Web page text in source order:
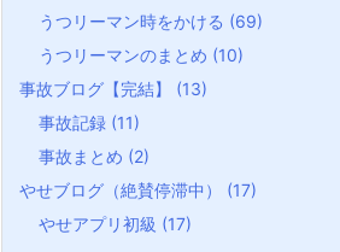
うつリーマン時をかける (69)
うつリーマンのまとめ (10)
事故ブログ【完結】 (13)
事故記録 (11)
事故まとめ (2)
やせブログ（絶賛停滞中） (17)
やせアプリ初級 (17)